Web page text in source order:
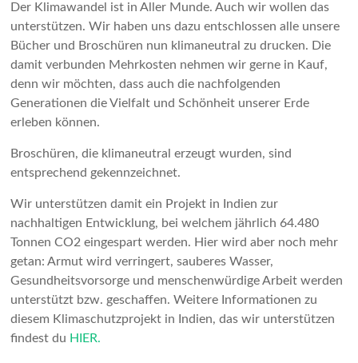
Der Klimawandel ist in Aller Munde. Auch wir wollen das
unterstützen. Wir haben uns dazu entschlossen alle unsere
Bücher und Broschüren nun klimaneutral zu drucken. Die
damit verbunden Mehrkosten nehmen wir gerne in Kauf,
denn wir möchten, dass auch die nachfolgenden
Generationen die Vielfalt und Schönheit unserer Erde
erleben können.
Broschüren, die klimaneutral erzeugt wurden, sind
entsprechend gekennzeichnet.
Wir unterstützen damit ein Projekt in Indien zur
nachhaltigen Entwicklung, bei welchem jährlich 64.480
Tonnen CO2 eingespart werden. Hier wird aber noch mehr
getan: Armut wird verringert, sauberes Wasser,
Gesundheitsvorsorge und menschenwürdige Arbeit werden
unterstützt bzw. geschaffen. Weitere Informationen zu
diesem Klimaschutzprojekt in Indien, das wir unterstützen
findest du HIER.